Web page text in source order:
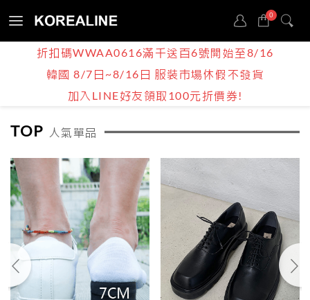
0
折扣碼WWAA0616滿千送百6號開始至8/16
韓國 8/7日~8/16日 服裝市場休假不發貨
加入LINE好友領取100元折價券!
BOY | MEN 鞋款
TOP 人氣單品